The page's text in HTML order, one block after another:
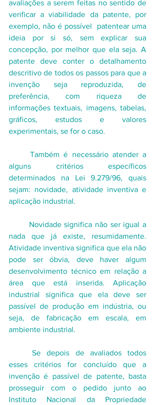
avaliações a serem feitas no sentido de
verificar a viabilidade da patente, por
exemplo, não é possível  patentear uma
ideia por si só, sem explicar sua
concepção, por melhor que ela seja. A
patente deve conter o detalhamento
descritivo de todos os passos para que a
invenção seja reproduzida, de
preferência, com riqueza de
informações textuais, imagens, tabelas,
gráficos, estudos e valores
experimentais, se for o caso.
	Também é necessário atender a
alguns critérios específicos
determinados na Lei 9.279/96, quais
sejam: novidade, atividade inventiva e
aplicação industrial.
nada que já existe, resumidamente.
Atividade inventiva significa que ela não
pode ser óbvia, deve haver algum
desenvolvimento técnico em relação a
área que está inserida. Aplicação
industrial significa que ela deve ser
passível de produção em indústria, ou
seja, de fabricação em escala, em
ambiente industrial.
	Se depois de avaliados todos
esses critérios for concluído que a
invenção é passível de patente, basta
prosseguir com o pedido junto ao
Instituto Nacional da Propriedade